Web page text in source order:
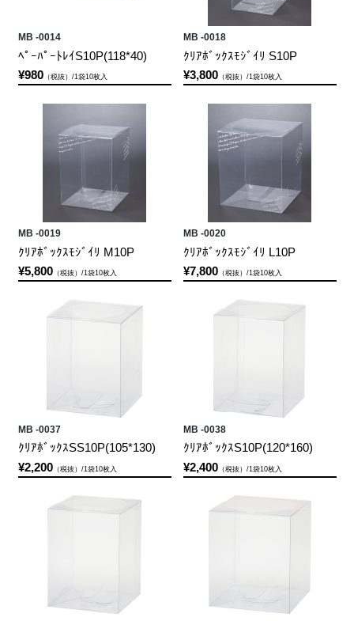
MB -0014
ﾍﾟｰﾊﾟｰﾄﾚｲS10P(118*40)
¥980（税抜）/1袋10枚入
MB -0018
ｸﾘｱﾎﾞｯｸｽﾓｼﾞｲﾘ S10P
¥3,800（税抜）/1袋10枚入
MB -0019
ｸﾘｱﾎﾞｯｸｽﾓｼﾞｲﾘ M10P
¥5,800（税抜）/1袋10枚入
MB -0020
ｸﾘｱﾎﾞｯｸｽﾓｼﾞｲﾘ L10P
¥7,800（税抜）/1袋10枚入
MB -0037
ｸﾘｱﾎﾞｯｸｽSS10P(105*130)
¥2,200（税抜）/1袋10枚入
MB -0038
ｸﾘｱﾎﾞｯｸｽS10P(120*160)
¥2,400（税抜）/1袋10枚入